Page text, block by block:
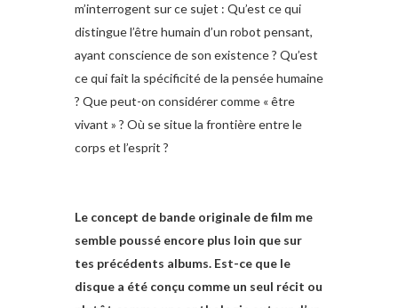
m’interrogent sur ce sujet : Qu’est ce qui
distingue l’être humain d’un robot pensant,
ayant conscience de son existence ? Qu’est
ce qui fait la spécificité de la pensée humaine
? Que peut-on considérer comme « être
vivant » ? Où se situe la frontière entre le
corps et l’esprit ?
Le concept de bande originale de film me
semble poussé encore plus loin que sur
tes précédents albums. Est-ce que le
disque a été conçu comme un seul récit ou